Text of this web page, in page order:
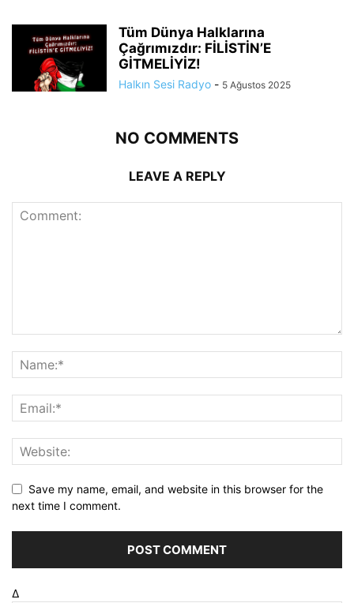
Tüm Dünya Halklarına
Çağrımızdır: FİLİSTİN’E
GİTMELİYİZ!
Halkın Sesi Radyo - 5 Ağustos 2025
NO COMMENTS
LEAVE A REPLY
Save my name, email, and website in this browser for the
next time I comment.
Δ